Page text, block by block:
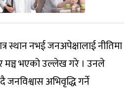
स्थान नभई जनअपेक्षालाई नीतिमा
मञ्च भएको उल्लेख गरे । उनले
अभिवृद्धि गर्ने